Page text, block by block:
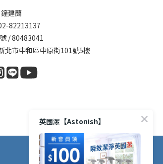
建蘭
82213137
/ 80483041
北市中和區中原街101號5樓
英國潔【Astonish】